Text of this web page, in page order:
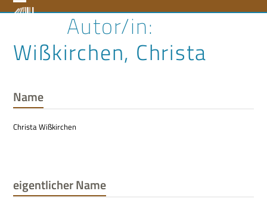
to Open
menu
Close
menu
Wißkirchen, Christa
Name
Christa Wißkirchen
eigentlicher Name